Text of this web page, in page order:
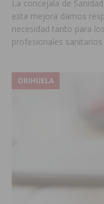
La concejala de
esta mejora damos
necesidad tanto para
profesionales
ORIHUELA